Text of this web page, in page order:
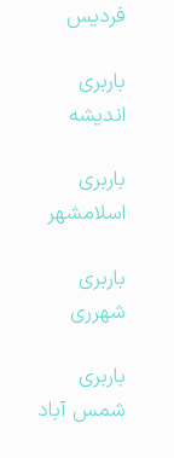
فردیس
باربری
اندیشه
باربری
اسلامشهر
باربری
شهرری
باربری
شمس آباد